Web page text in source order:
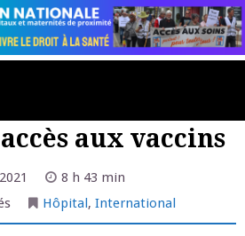
aux vaccins
8 h 43 min
sur
et
Hôpital, International